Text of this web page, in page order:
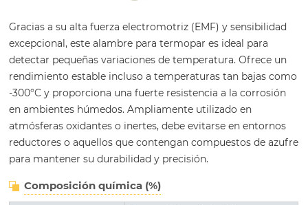
Gracias a su alta fuerza electromotriz (EMF) y sensibilidad
excepcional, este alambre para termopar es ideal para
detectar pequeñas variaciones de temperatura. Ofrece un
rendimiento estable incluso a temperaturas tan bajas como
-300°C y proporciona una fuerte resistencia a la corrosión
en ambientes húmedos. Ampliamente utilizado en
atmósferas oxidantes o inertes, debe evitarse en entornos
reductores o aquellos que contengan compuestos de azufre
para mantener su durabilidad y precisión.
Composición química (%)